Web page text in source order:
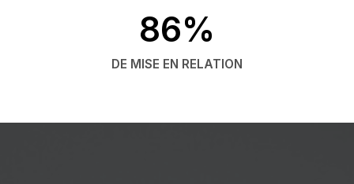
86%
DE MISE EN RELATION